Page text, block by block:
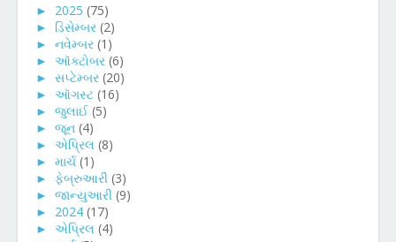
► 2025 (75)
► ડિસેમ્બર (2)
► નવેમ્બર (1)
► ઑક્ટોબર (6)
► સપ્ટેમ્બર (20)
► ઑગસ્ટ (16)
► જુલાઈ (5)
► જૂન (4)
► એપ્રિલ (8)
► માર્ચ (1)
► ફેબ્રુઆરી (3)
► જાન્યુઆરી (9)
► 2024 (17)
► એપ્રિલ (4)